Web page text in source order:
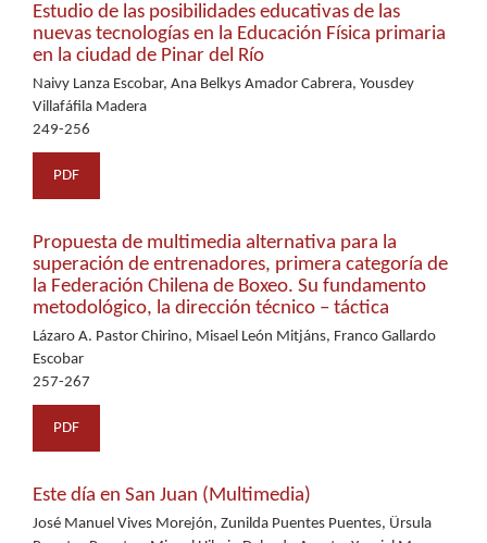
Estudio de las posibilidades educativas de las
nuevas tecnologías en la Educación Física primaria
en la ciudad de Pinar del Río
Naivy Lanza Escobar, Ana Belkys Amador Cabrera, Yousdey
Villafáfila Madera
249-256
PDF
Propuesta de multimedia alternativa para la
superación de entrenadores, primera categoría de
la Federación Chilena de Boxeo. Su fundamento
metodológico, la dirección técnico – táctica
Lázaro A. Pastor Chirino, Misael León Mitjáns, Franco Gallardo
Escobar
257-267
PDF
Este día en San Juan (Multimedia)
José Manuel Vives Morejón, Zunilda Puentes Puentes, Ürsula